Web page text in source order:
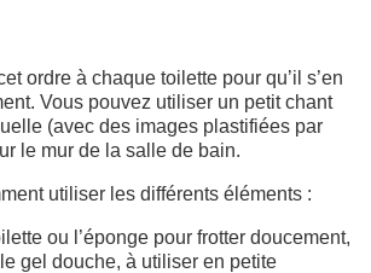
ordre à chaque toilette pour qu’il s’en
Vous pouvez utiliser un petit chant
(avec des images plastifiées par
le mur de la salle de bain.
utiliser les différents éléments :
ou l’éponge pour frotter doucement,
gel douche, à utiliser en petite